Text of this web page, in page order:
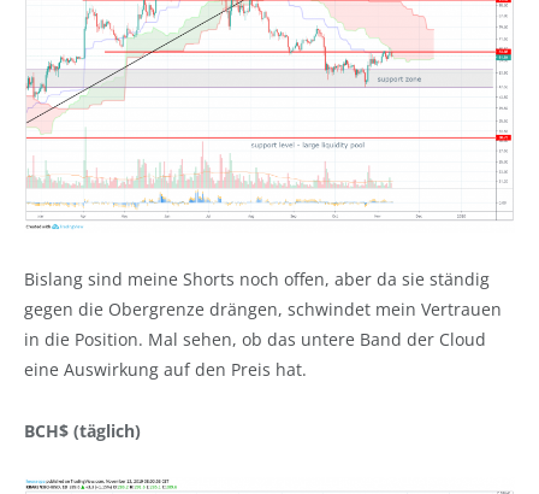
Bislang sind meine Shorts noch offen, aber da sie ständig
gegen die Obergrenze drängen, schwindet mein Vertrauen
in die Position. Mal sehen, ob das untere Band der Cloud
eine Auswirkung auf den Preis hat.
BCH$ (täglich)